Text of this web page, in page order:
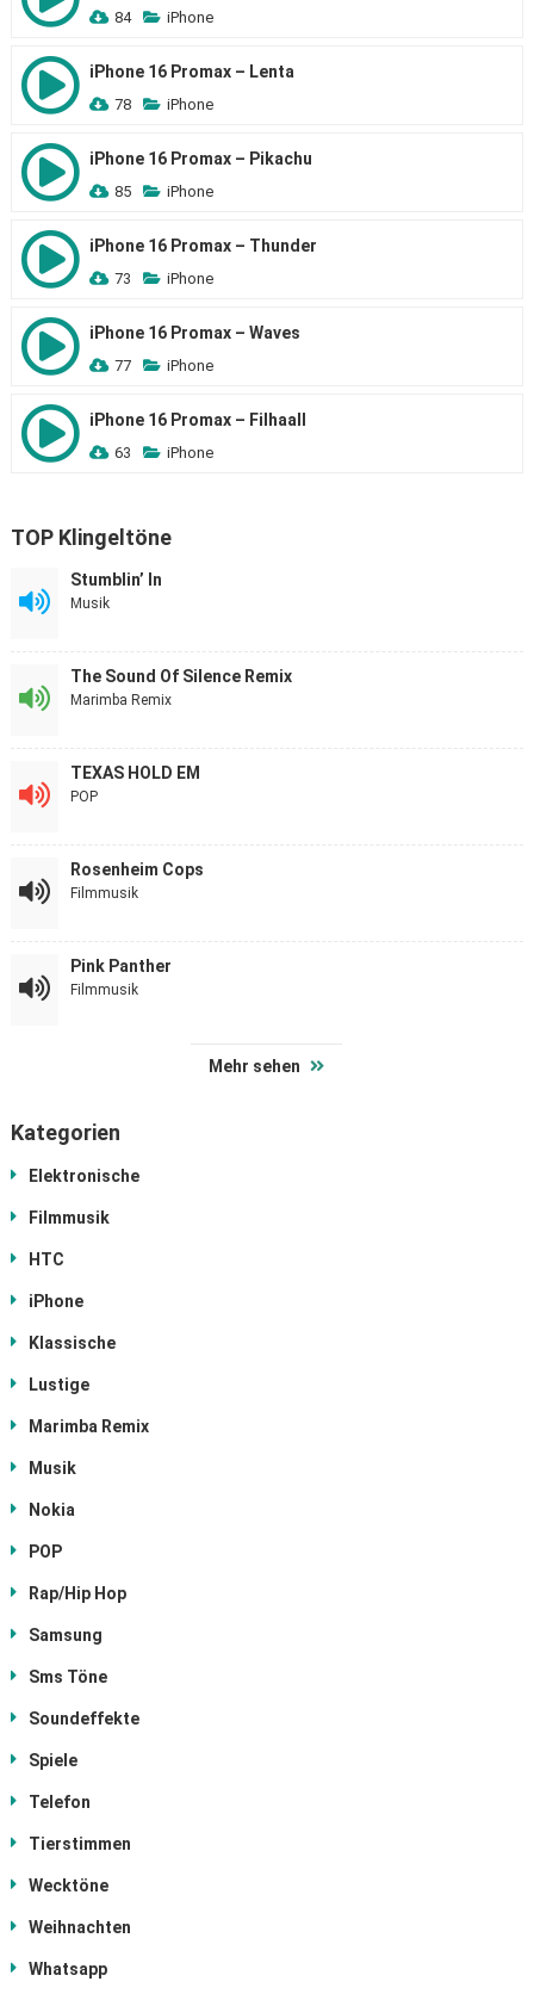
84 iPhone
iPhone 16 Promax – Lenta
78 iPhone
iPhone 16 Promax – Pikachu
85 iPhone
iPhone 16 Promax – Thunder
73 iPhone
iPhone 16 Promax – Waves
77 iPhone
iPhone 16 Promax – Filhaall
63 iPhone
TOP Klingeltöne
Stumblin’ In
Musik
The Sound Of Silence Remix
Marimba Remix
TEXAS HOLD EM
POP
Rosenheim Cops
Filmmusik
Pink Panther
Filmmusik
Mehr sehen
Kategorien
Elektronische
Filmmusik
HTC
iPhone
Klassische
Lustige
Marimba Remix
Musik
Nokia
POP
Rap/Hip Hop
Samsung
Sms Töne
Soundeffekte
Spiele
Telefon
Tierstimmen
Wecktöne
Weihnachten
Whatsapp